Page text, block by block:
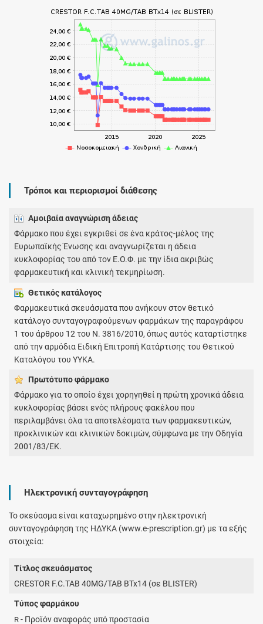
Τρόποι και περιορισμοί διάθεσης
Αμοιβαία αναγνώριση άδειας
Φάρμακο που έχει εγκριθεί σε ένα κράτος-μέλος της
Ευρωπαϊκής Ένωσης και αναγνωρίζεται η άδεια
κυκλοφορίας του από τον Ε.Ο.Φ. με την ίδια ακριβώς
φαρμακευτική και κλινική τεκμηρίωση.
Θετικός κατάλογος
Φαρμακευτικά σκευάσματα που ανήκουν στον θετικό
κατάλογο συνταγογραφούμενων φαρμάκων της παραγράφου
1 του άρθρου 12 του Ν. 3816/2010, όπως αυτός καταρτίστηκε
από την αρμόδια Ειδική Επιτροπή Κατάρτισης του Θετικού
Καταλόγου του ΥΥΚΑ.
Πρωτότυπο φάρμακo
Φάρμακο για το οποίο έχει χορηγηθεί η πρώτη χρονικά άδεια
κυκλοφορίας βάσει ενός πλήρους φακέλου που
περιλαμβάνει όλα τα αποτελέσματα των φαρμακευτικών,
προκλινικών και κλινικών δοκιμών, σύμφωνα με την Οδηγία
2001/83/ΕΚ.
Ηλεκτρονική συνταγογράφηση
Το σκεύασμα είναι καταχωρημένο στην ηλεκτρονική
συνταγογράφηση της ΗΔΥΚΑ (www.e-prescription.gr) με τα εξής
στοιχεία:
Τίτλος σκευάσματος
CRESTOR F.C.TAB 40MG/TAB BTx14 (σε BLISTER)
Τύπος φαρμάκου
R - Προϊόν αναφοράς υπό προστασία